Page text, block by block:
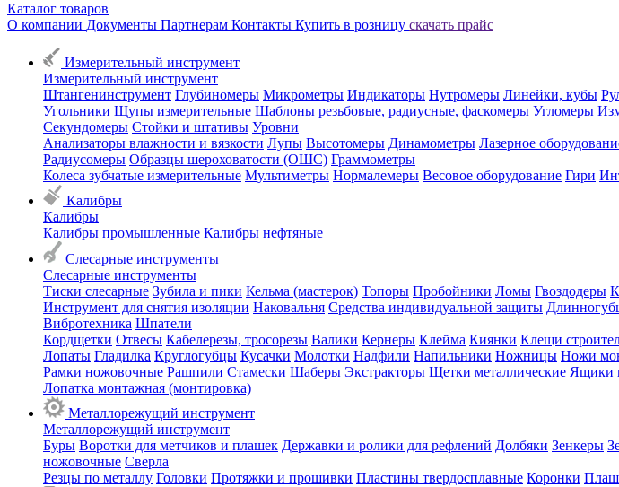
Каталог товаров
О компании Документы Партнерам Контакты Купить в розницу скачать прайс
Измерительный инструмент
Измерительный инструмент
Штангенинструмент Глубиномеры Микрометры Индикаторы Нутромеры Линейки, кубы
Угольники Щупы измерительные Шаблоны резьбовые, радиусные, фаскомеры Угломеры
Секундомеры Стойки и штативы Уровни
Анализаторы влажности и вязкости Лупы Высотомеры Динамометры Лазерное
Радиусомеры Образцы шероховатости (ОШС) Граммометры
Колеса зубчатые измерительные Мультиметры Нормалемеры Весовое оборудование Гири
Калибры
Калибры
Калибры промышленные Калибры нефтяные
Слесарные инструменты
Слесарные инструменты
Тиски слесарные Зубила и пики Кельма (мастерок) Топоры Пробойники Ломы Гвоздодеры
Инструмент для снятия изоляции Наковальня Средства индивидуальной защиты
Вибротехника Шпатели
Кордщетки Отвесы Кабелерезы, тросорезы Валики Кернеры Клейма Киянки Клещи
Лопаты Гладилка Круглогубцы Кусачки Молотки Надфили Напильники Ножницы Ножи
Рамки ножовочные Рашпили Стамески Шаберы Экстракторы Щетки металлические Ящики
Лопатка монтажная (монтировка)
Металлорежущий инструмент
Металлорежущий инструмент
Буры Воротки для метчиков и плашек Державки и ролики для рефлений Долбяки Зенкеры
ножовочные Сверла
Резцы по металлу Головки Протяжки и прошивки Пластины твердосплавные Коронки